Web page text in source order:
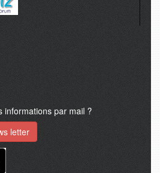
informations par mail ?
letter